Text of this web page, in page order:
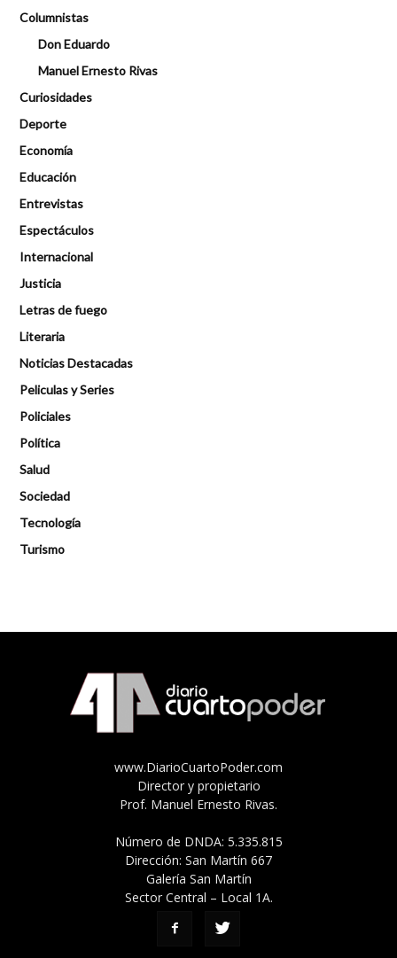
Columnistas
Don Eduardo
Manuel Ernesto Rivas
Curiosidades
Deporte
Economía
Educación
Entrevistas
Espectáculos
Internacional
Justicia
Letras de fuego
Literaria
Noticias Destacadas
Peliculas y Series
Policiales
Política
Salud
Sociedad
Tecnología
Turismo
www.DiarioCuartoPoder.com
Director y propietario
Prof. Manuel Ernesto Rivas.
Número de DNDA: 5.335.815
Dirección: San Martín 667
Galería San Martín
Sector Central – Local 1A.